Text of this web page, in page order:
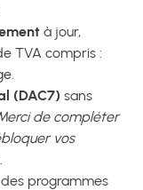
à jour,
TVA compris :
(DAC7) sans
de compléter
vos
des programmes